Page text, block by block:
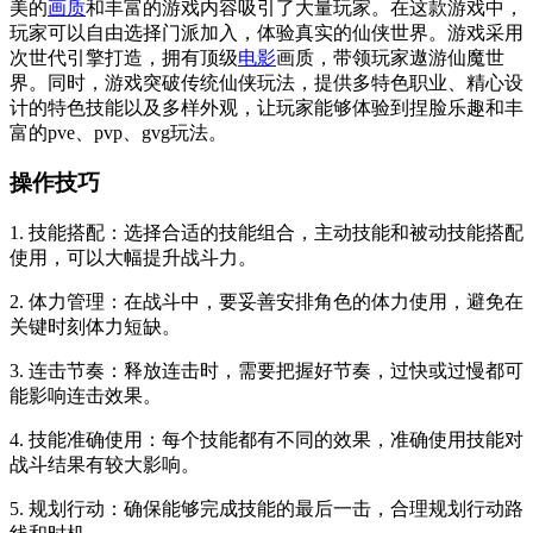
美的画质和丰富的游戏内容吸引了大量玩家。在这款游戏中，
玩家可以自由选择门派加入，体验真实的仙侠世界。游戏采用
次世代引擎打造，拥有顶级电影画质，带领玩家遨游仙魔世
界。同时，游戏突破传统仙侠玩法，提供多特色职业、精心设
计的特色技能以及多样外观，让玩家能够体验到捏脸乐趣和丰
富的pve、pvp、gvg玩法。
操作技巧
1. 技能搭配：选择合适的技能组合，主动技能和被动技能搭配
使用，可以大幅提升战斗力。
2. 体力管理：在战斗中，要妥善安排角色的体力使用，避免在
关键时刻体力短缺。
3. 连击节奏：释放连击时，需要把握好节奏，过快或过慢都可
能影响连击效果。
4. 技能准确使用：每个技能都有不同的效果，准确使用技能对
战斗结果有较大影响。
5. 规划行动：确保能够完成技能的最后一击，合理规划行动路